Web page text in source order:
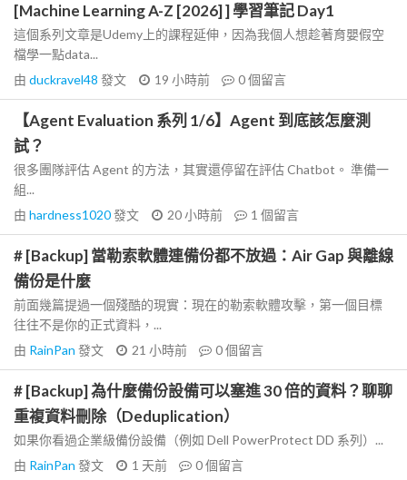
[Machine Learning A-Z [2026] ] 學習筆記 Day1
這個系列文章是Udemy上的課程延伸，因為我個人想趁著育嬰假空
檔學一點data...
由 duckravel48 發文 19 小時前 0個留言
【Agent Evaluation 系列 1/6】Agent 到底該怎麼測
試？
很多團隊評估 Agent 的方法，其實還停留在評估 Chatbot。 準備一
組...
由 hardness1020發文 20 小時前 1 個留言
# [Backup] 當勒索軟體連備份都不放過：Air Gap 與離線
備份是什麼
前面幾篇提過一個殘酷的現實：現在的勒索軟體攻擊，第一個目標
往往不是你的正式資料，...
由 RainPan 發文 21 小時前 0個留言
# [Backup] 為什麼備份設備可以塞進 30 倍的資料？聊聊
重複資料刪除（Deduplication）
如果你看過企業級備份設備（例如 Dell PowerProtect DD 系列）...
由 RainPan 發文 1 天前 0個留言